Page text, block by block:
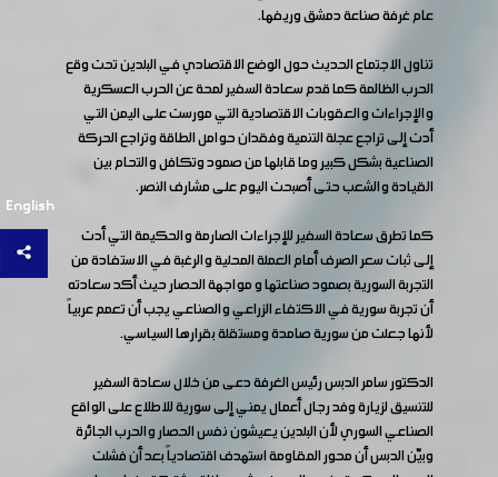
English
عام غرفة صناعة دمشق وريفها.
تناول الاجتماع الحديث حول الوضع الاقتصادي في البلدين تحت وقع
الحرب الظالمة كما قدم سعادة السفير لمحة عن الحرب العسكرية
والإجراءات والعقوبات الاقتصادية التي مورست على اليمن التي
أدت إلى تراجع عجلة التنمية وفقدان حوامل الطاقة وتراجع الحركة
الصناعية بشكل كبير وما قابلها من صمود وتكافل والتحام بين
القيادة والشعب حتى أصبحت اليوم على مشارف النصر.
كما تطرق سعادة السفير للإجراءات الصارمة والحكيمة التي أدت
إلى ثبات سعر الصرف أمام العملة المحلية والرغبة في الاستفادة من
التجربة السورية بصمود صناعتها و مواجهة الحصار حيث أكد سعادته
أن تجربة سورية في الاكتفاء الزراعي والصناعي يجب أن تعمم عربياً
لأنها جعلت من سورية صامدة ومستقلة بقرارها السياسي.
الدكتور سامر الدبس رئيس الغرفة دعى من خلال سعادة السفير
للتنسيق لزيارة وفد رجال أعمال يمني إلى سورية للاطلاع على الواقع
الصناعي السوري لأن البلدين يعيشون نفس الحصار والحرب الجائرة
وبيّن الدبس أن محور المقاومة استهدف اقتصادياً بعد أن فشلت